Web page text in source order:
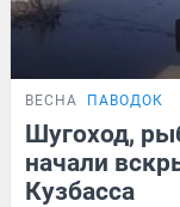
ВЕСНА ПАВОДОК
Шугоход,
начали
Кузбасса